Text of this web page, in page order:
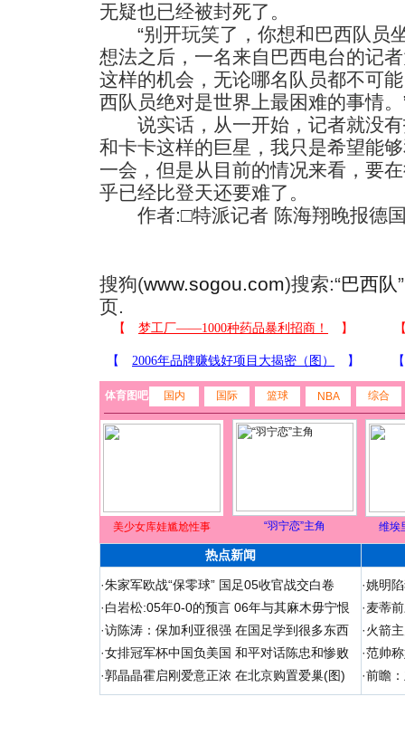
无疑也已经被封死了。
“别开玩笑了，你想和巴西队员
想法之后，一名来自巴西电台的记
这样的机会，无论哪名队员都不可
西队员绝对是世界上最困难的事情。
说实话，从一开始，记者就没有
和卡卡这样的巨星，我只是希望能
一会，但是从目前的情况来看，要
乎已经比登天还要难了。
作者:□特派记者 陈海翔晚报德国
搜狗(www.sogou.com)搜索:“巴西队
页.
体育图吧 国内 国际 篮球 NBA 综合
美少女库娃尴尬性事 “羽宁恋”主角 维埃
热点新闻
·朱家军欧战“保零球” 国足05收官战交白卷
·白岩松:05年0-0的预言 06年与其麻木毋宁恨
·访陈涛：保加利亚很强 在国足学到很多东西
·女排冠军杯中国负美国 和平对话陈忠和惨败
·郭晶晶霍启刚爱意正浓 在北京购置爱巢(图)
·姚明
·麦蒂
·火箭
·范帅
·前瞻